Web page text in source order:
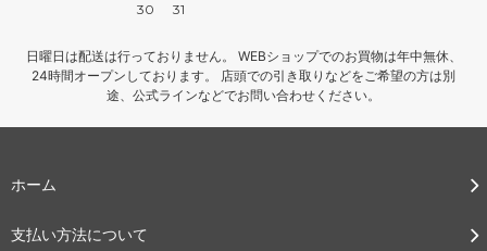
30
31
日曜日は配送は行っておりません。 WEBショップでのお買物は年中無休、
24時間オープンしております。 店頭での引き取りなどをご希望の方は別
途、公式ラインなどでお問い合わせください。
ホーム
支払い方法について